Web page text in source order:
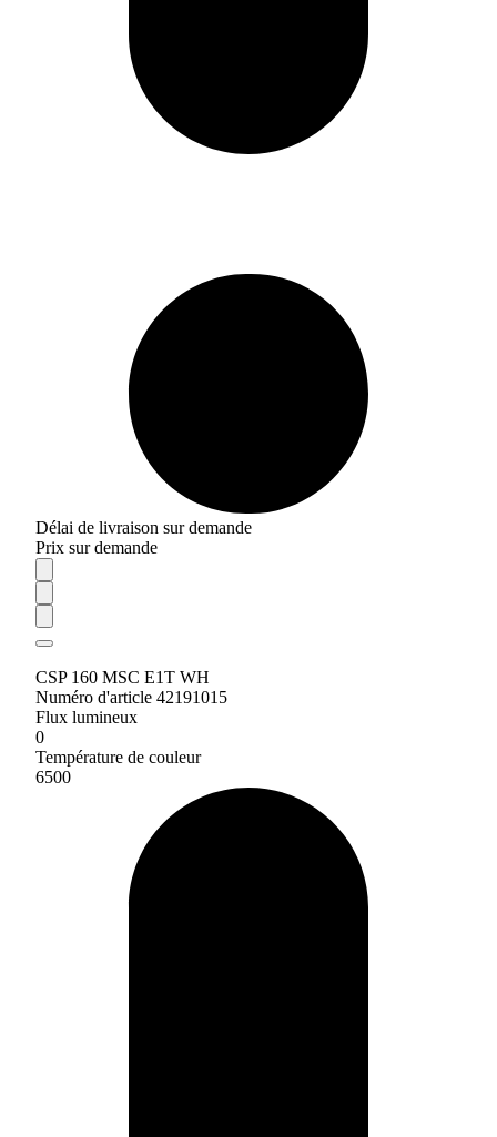
Délai de livraison sur demande
Prix sur demande
CSP 160 MSC E1T WH
Numéro d'article 42191015
Flux lumineux
0
Température de couleur
6500